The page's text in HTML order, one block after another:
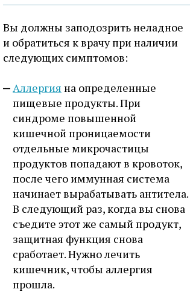
Вы должны заподозрить неладное
и обратиться к врачу при наличии
следующих симптомов:
Аллергия на определенные
пищевые продукты. При
синдроме повышенной
кишечной проницаемости
отдельные микрочастицы
продуктов попадают в кровоток,
после чего иммунная система
начинает вырабатывать антитела.
В следующий раз, когда вы снова
съедите этот же самый продукт,
защитная функция снова
сработает. Нужно лечить
кишечник, чтобы аллергия
прошла.